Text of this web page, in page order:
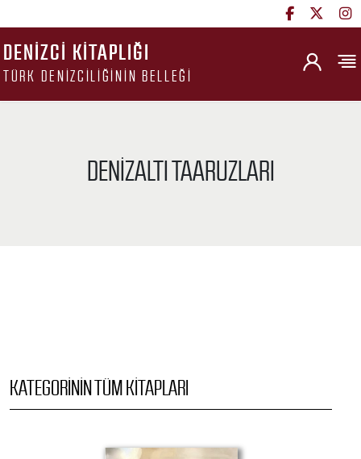
DENIZCI KITAPLIĞI
TÜRK DENIZCILIĞININ BELLEĞI
DENIZALTI TAARUZLARI
KATEGORININ TÜM KITAPLARI